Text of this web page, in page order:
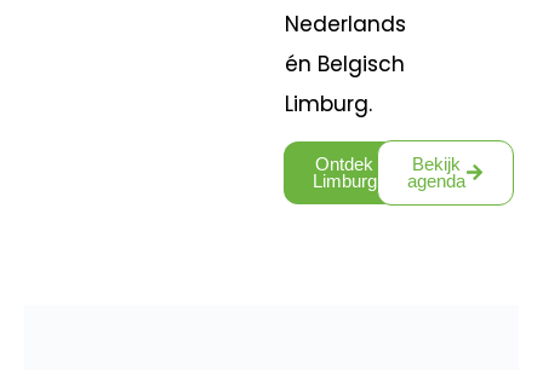
Nederlands
én Belgisch
Limburg.
Ontdek
Limburg
Bekijk
agenda